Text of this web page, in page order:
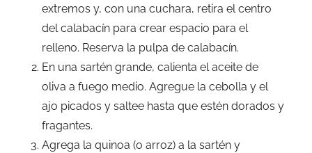
extremos y, con una cuchara, retira el centro
del calabacín para crear espacio para el
relleno. Reserva la pulpa de calabacín.
En una sartén grande, calienta el aceite de
oliva a fuego medio. Agregue la cebolla y el
ajo picados y saltee hasta que estén dorados y
fragantes.
Agrega la quinoa (o arroz) a la sartén y